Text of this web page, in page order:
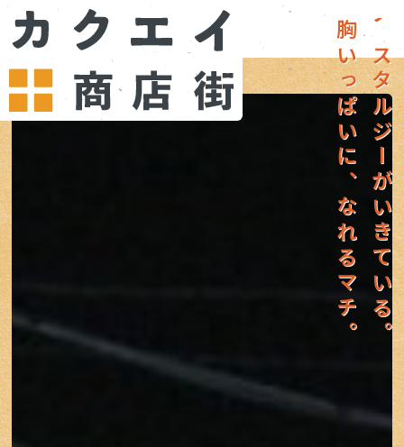
ノスタルジーがいきている。
胸いっぱいに、なれるマチ。